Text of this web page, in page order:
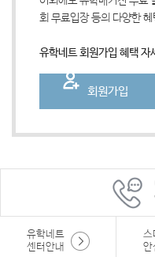
회 무료입장 등의 다양한
유학네트 회원가입 혜택 자
회원가입
유학네트
센터안내
스
안